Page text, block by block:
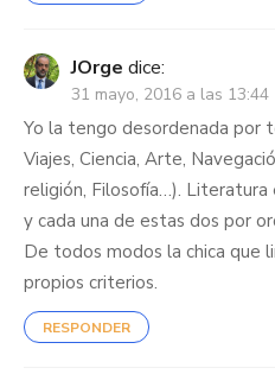
JOrge dice:
31 mayo, 2016 a las 13:44
Yo la tengo desordenada por
Viajes, Ciencia, Arte,
religión, Filosofía…). Literatura
y cada una de estas dos por
De todos modos la chica que
propios criterios.
RESPONDER